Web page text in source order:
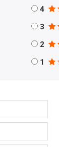
4
3
2
1